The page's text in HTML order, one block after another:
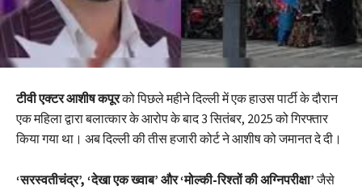
टीवी एक्टर आशीष कपूरको पिछले महीने दिल्ली में एक हाउस पार्टी के दौरान
एक महिला द्वारा बलात्कार के आरोप के बाद 3 सितंबर, 2025 को गिरफ्तार
किया गया था। अब दिल्ली की तीस हजारी कोर्ट ने आशीष को जमानत दे दी।
‘सरस्वतीचंद्र’, ‘देखा एक ख्वाब’ और ‘मोल्की-रिश्तों की अग्निपरीक्षा’जैसे